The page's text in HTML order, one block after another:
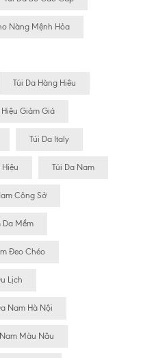
Nàng Mệnh Hỏa
Túi Da Hàng Hiêu
Giảm Giá
Túi Da Italy
Túi Da Nam
Công Sở
Da Mềm
Đeo Chéo
Lịch
Nam Hà Nội
Màu Nâu